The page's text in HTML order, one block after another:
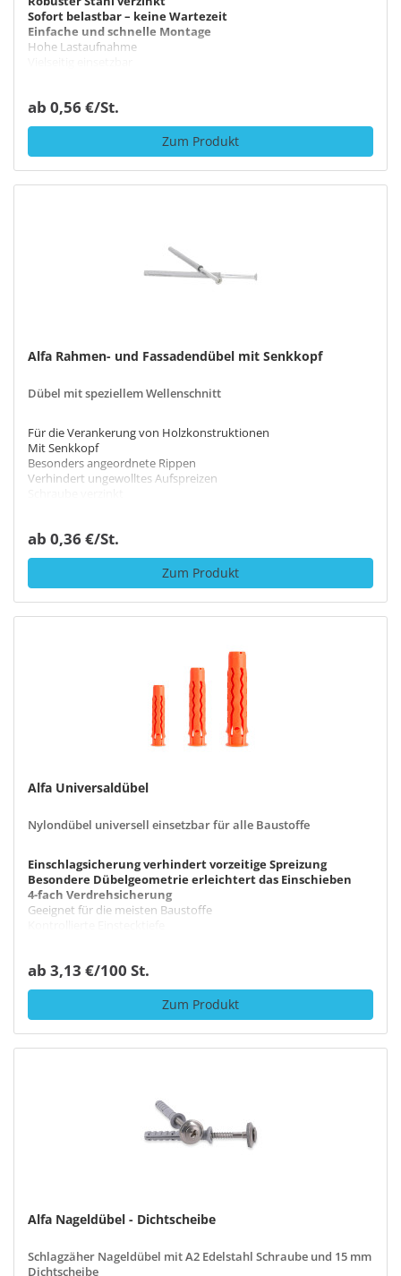
Sofort belastbar – keine Wartezeit
Einfache und schnelle Montage
Hohe Lastaufnahme
ab 0,56 €/St.
Zum Produkt
Alfa Rahmen- und Fassadendübel mit Senkkopf
Dübel mit speziellem Wellenschnitt
Für die Verankerung von Holzkonstruktionen
Mit Senkkopf
Besonders angeordnete Rippen
Verhindert ungewolltes Aufspreizen
ab 0,36 €/St.
Zum Produkt
Alfa Universaldübel
Nylondübel universell einsetzbar für alle Baustoffe
Einschlagsicherung verhindert vorzeitige Spreizung
Besondere Dübelgeometrie erleichtert das Einschieben
4-fach Verdrehsicherung
Geeignet für die meisten Baustoffe
ab 3,13 €/100 St.
Zum Produkt
Alfa Nageldübel - Dichtscheibe
Schlagzäher Nageldübel mit A2 Edelstahl Schraube und 15 mm
Dichtscheibe